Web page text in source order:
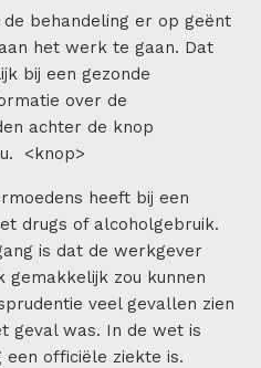
behandeling er op geënt
het werk te gaan. Dat
bij een gezonde
over de
achter de knop
<knop>
heeft bij een
drugs of alcoholgebruik.
is dat de werkgever
zou kunnen
veel gevallen zien
geval was. In de wet is
officiële ziekte is.